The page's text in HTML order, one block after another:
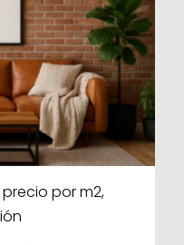
por m2,